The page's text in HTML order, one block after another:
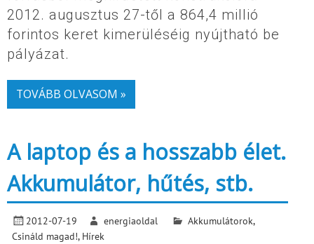
2012. augusztus 27-től a 864,4 millió
forintos keret kimerüléséig nyújtható be
pályázat.
TOVÁBB OLVASOM »
A laptop és a hosszabb élet.
Akkumulátor, hűtés, stb.
2012-07-19 energiaoldal Akkumulátorok,
Csináld magad!, Hírek